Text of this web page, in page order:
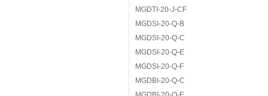
MGDTI-20-J-CF
MGDSI-20-Q-B
MGDSI-20-Q-C
MGDSI-20-Q-E
MGDSI-20-Q-F
MGDBI-20-Q-C